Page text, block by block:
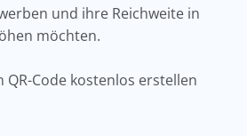
und ihre Reichweite in
möchten.
QR-Code kostenlos erstellen